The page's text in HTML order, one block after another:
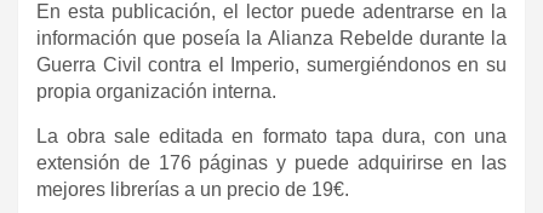
En esta publicación, el lector puede adentrarse en la
información que poseía la Alianza Rebelde durante la
Guerra Civil contra el Imperio, sumergiéndonos en su
propia organización interna.
La obra sale editada en formato tapa dura, con una
extensión de 176 páginas y puede adquirirse en las
mejores librerías a un precio de 19€.